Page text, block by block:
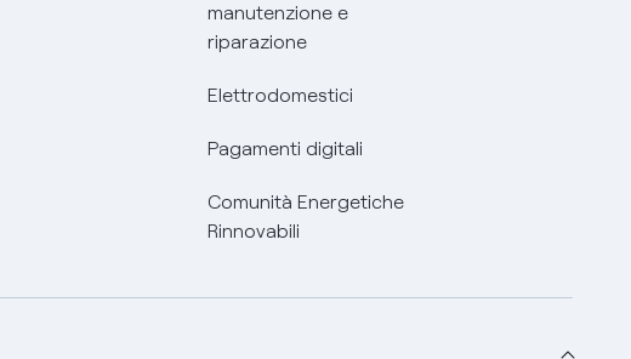
manutenzione e
riparazione
Elettrodomestici
Pagamenti digitali
Comunità Energetiche
Rinnovabili